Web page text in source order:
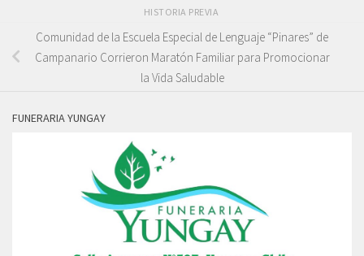
HISTORIA PREVIA
Comunidad de la Escuela Especial de Lenguaje “Pinares” de
Campanario Corrieron Maratón Familiar para Promocionar
la Vida Saludable
FUNERARIA YUNGAY